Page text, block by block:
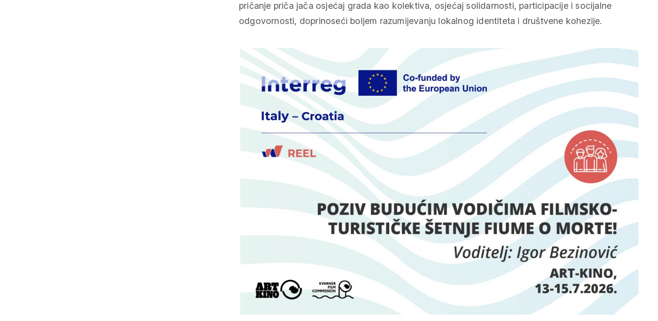
pričanje priča jača osjećaj grada kao kolektiva, osjećaj solidarnosti, participacije i socijalne
odgovornosti, doprinoseći boljem razumijevanju lokalnog identiteta i društvene kohezije.